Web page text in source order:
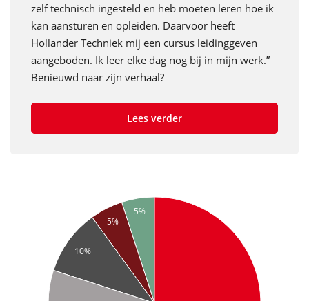
zelf technisch ingesteld en heb moeten leren hoe ik
kan aansturen en opleiden. Daarvoor heeft
Hollander Techniek mij een cursus leidinggeven
aangeboden. Ik leer elke dag nog bij in mijn werk.”
Benieuwd naar zijn verhaal?
Lees verder
5%
5%
10%